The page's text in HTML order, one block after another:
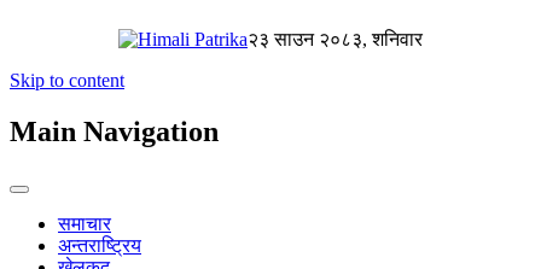
२३ साउन २०८३, शनिवार
Skip to content
Main Navigation
समाचार
अन्तराष्ट्रिय